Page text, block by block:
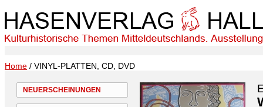
Home / VINYL-PLATTEN, CD, DVD
NEUERSCHEINUNGEN